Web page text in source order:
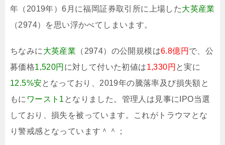
年（2019年）6月に福岡証券取引所に上場した大英産業
（2974）を思い浮かべてしまいます。
ちなみに 大英産業 （2974）の公開規模は6.8億円 で、公
募価格1,520円 に対して付いた初値は1,330円 と実に
12.5%安となっており、2019年の騰落率及び損失額と
もに ワースト1 となりました。管理人は見事にIPO当選
しており、損失を被っています。これがトラウマとな
り警戒感となっています＾＾；